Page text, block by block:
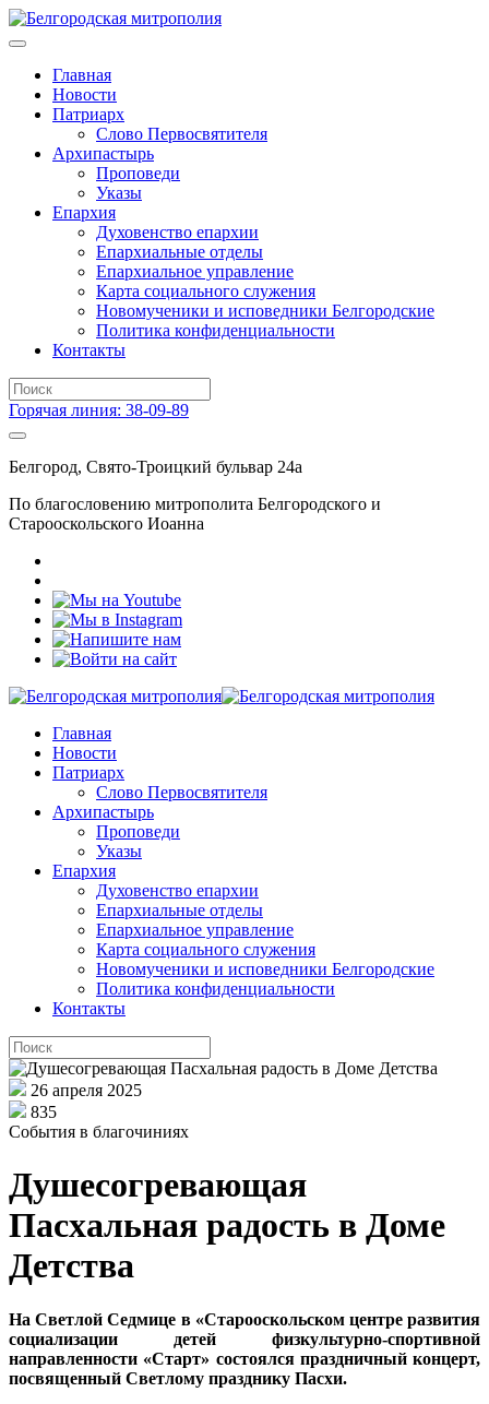
Главная
Новости
Патриарх
Слово Первосвятителя
Архипастырь
Проповеди
Указы
Епархия
Духовенство епархии
Епархиальные отделы
Епархиальное управление
Карта социального служения
Новомученики и исповедники Белгородские
Политика конфиденциальности
Контакты
Горячая линия: 38-09-89
Белгород, Свято-Троицкий бульвар 24а
По благословению митрополита Белгородского и
Старооскольского Иоанна
Главная
Новости
Патриарх
Слово Первосвятителя
Архипастырь
Проповеди
Указы
Епархия
Духовенство епархии
Епархиальные отделы
Епархиальное управление
Карта социального служения
Новомученики и исповедники Белгородские
Политика конфиденциальности
Контакты
26 апреля 2025
835
События в благочиниях
Душесогревающая
Пасхальная радость в Доме
Детства
На Светлой Седмице в «Старооскольском центре развития
социализации детей физкультурно-спортивной
направленности «Старт» состоялся праздничный концерт,
посвященный Светлому празднику Пасхи.